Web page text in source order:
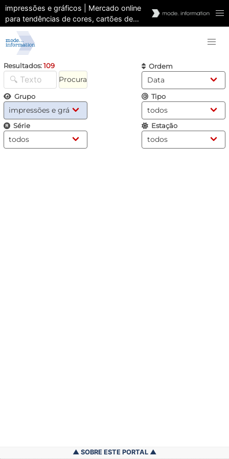
impressões e gráficos | Mercado online
para tendências de cores, cartões de
cores, ferramentas de cores | Previsão e
análise
Resultados:109
Procura
Ordem
Grupo Tipo
Série Estação
SOBRE ESTE PORTAL